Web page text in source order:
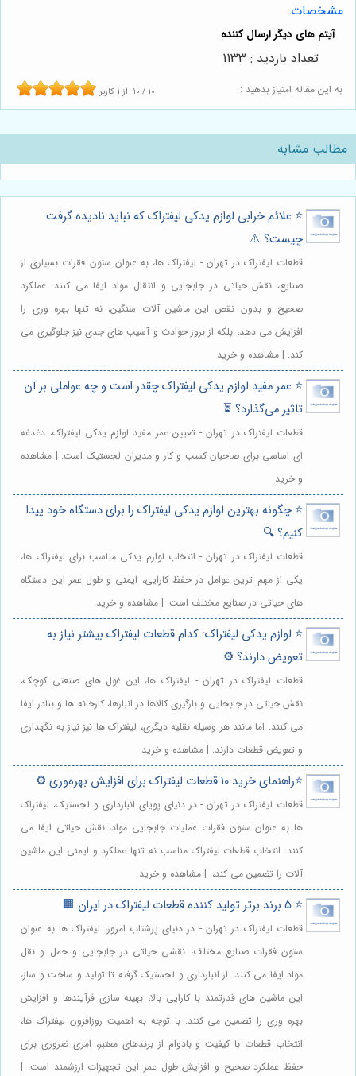
مشخصات
به این مقاله امتیاز بدهید : 10 / 10 از 1 کاربر
تعداد بازدید : 1133
مطالب مشابه
⭐️ علائم خرابی لوازم یدکی لیفتراک که نباید نادیده گرفت
چیست؟ ⚠️
قطعات لیفتراک در تهران - لیفتراک ها، به عنوان ستون فقرات بسیاری از
صنایع، نقش حیاتی در جابجایی و انتقال مواد ایفا می کنند. عملکرد
صحیح و بدون نقص این ماشین آلات سنگین، نه تنها بهره وری را
افزایش می دهد، بلکه از بروز حوادث و آسیب های جدی نیز جلوگیری می
کند. | مشاهده و خرید
⭐️ عمر مفید لوازم یدکی لیفتراک چقدر است و چه عواملی بر آن
تاثیر می‌گذارد؟ ⏳
قطعات لیفتراک در تهران - تعیین عمر مفید لوازم یدکی لیفتراک، دغدغه
ای اساسی برای صاحبان کسب و کار و مدیران لجستیک است. | مشاهده
و خرید
⭐️ چگونه بهترین لوازم یدکی لیفتراک را برای دستگاه خود پیدا
کنیم؟ 🔍
قطعات لیفتراک در تهران - انتخاب لوازم یدکی مناسب برای لیفتراک ها،
یکی از مهم ترین عوامل در حفظ کارایی، ایمنی و طول عمر این دستگاه
های حیاتی در صنایع مختلف است. | مشاهده و خرید
⭐️ لوازم یدکی لیفتراک: کدام قطعات لیفتراک بیشتر نیاز به
تعویض دارند؟ ⚙️
قطعات لیفتراک در تهران - لیفتراک ها، این غول های صنعتی کوچک،
نقش حیاتی در جابجایی و بارگیری کالاها در انبارها، کارخانه ها و بنادر ایفا
می کنند. اما مانند هر وسیله نقلیه دیگری، لیفتراک ها نیز نیاز به نگهداری
و تعویض قطعات دارند. | مشاهده و خرید
⭐️راهنمای خرید 10 قطعات لیفتراک برای افزایش بهره‌وری ⚙️
قطعات لیفتراک در تهران - در دنیای پویای انبارداری و لجستیک، لیفتراک
ها به عنوان ستون فقرات عملیات جابجایی مواد، نقش حیاتی ایفا می
کنند. انتخاب قطعات لیفتراک مناسب نه تنها عملکرد و ایمنی این ماشین
آلات را تضمین می کند،. | مشاهده و خرید
⭐️ 5 برند برتر تولید کننده قطعات لیفتراک در ایران 🏢
قطعات لیفتراک در تهران - در دنیای پرشتاب امروز، لیفتراک ها به عنوان
ستون فقرات صنایع مختلف، نقشی حیاتی در جابجایی و حمل و نقل
مواد ایفا می کنند. از انبارداری و لجستیک گرفته تا تولید و ساخت و ساز،
این ماشین های قدرتمند با کارایی بالا، بهینه سازی فرآیندها و افزایش
بهره وری را تضمین می کنند. با توجه به اهمیت روزافزون لیفتراک ها،
انتخاب قطعات با کیفیت و بادوام از برندهای معتبر، امری ضروری برای
حفظ عملکرد صحیح و افزایش طول عمر این تجهیزات ارزشمند است. |